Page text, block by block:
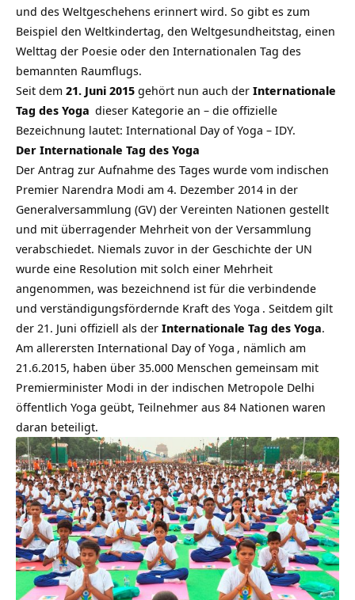
und des Weltgeschehens erinnert wird. So gibt es zum
Beispiel den Weltkindertag, den Weltgesundheitstag, einen
Welttag der Poesie oder den Internationalen Tag des
bemannten Raumflugs.
Seit dem 21. Juni 2015 gehört nun auch der Internationale
Tag des Yoga dieser Kategorie an – die offizielle
Bezeichnung lautet: International Day of Yoga – IDY.
Der Internationale Tag des Yoga
Der Antrag zur Aufnahme des Tages wurde vom indischen
Premier Narendra Modi am 4. Dezember 2014 in der
Generalversammlung (GV) der Vereinten Nationen gestellt
und mit überragender Mehrheit von der Versammlung
verabschiedet. Niemals zuvor in der Geschichte der UN
wurde eine Resolution mit solch einer Mehrheit
angenommen, was bezeichnend ist für die verbindende
und verständigungsfördernde Kraft des Yoga . Seitdem gilt
der 21. Juni offiziell als der Internationale Tag des Yoga.
Am allerersten International Day of Yoga , nämlich am
21.6.2015, haben über 35.000 Menschen gemeinsam mit
Premierminister Modi in der indischen Metropole Delhi
öffentlich Yoga geübt, Teilnehmer aus 84 Nationen waren
daran beteiligt.